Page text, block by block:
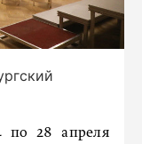
по 28 апреля